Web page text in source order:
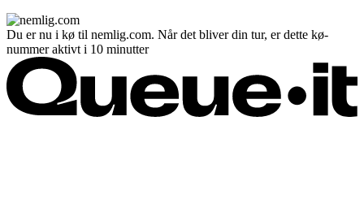
Du er nu i kø til nemlig.com. Når det bliver din tur, er dette kø-
nummer aktivt i 10 minutter